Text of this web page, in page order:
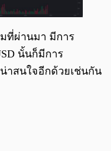
ที่ผ่านมา มีการ
นั้นก็มีการ
าสนใจอีกด้วยเช่นกัน